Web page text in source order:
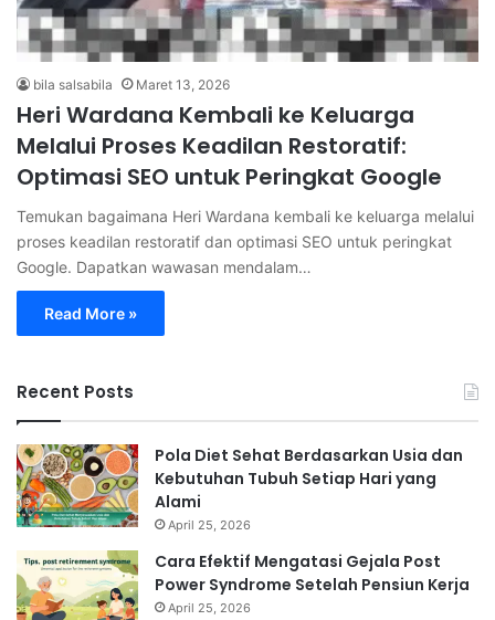
bila salsabila Maret 13, 2026
Heri Wardana Kembali ke Keluarga
Melalui Proses Keadilan Restoratif:
Optimasi SEO untuk Peringkat Google
Temukan bagaimana Heri Wardana kembali ke keluarga melalui
proses keadilan restoratif dan optimasi SEO untuk peringkat
Google. Dapatkan wawasan mendalam…
Read More »
Recent Posts
Pola Diet Sehat Berdasarkan Usia dan
Kebutuhan Tubuh Setiap Hari yang
Alami
April 25, 2026
Cara Efektif Mengatasi Gejala Post
Power Syndrome Setelah Pensiun Kerja
April 25, 2026